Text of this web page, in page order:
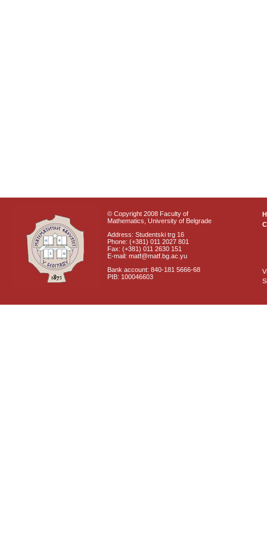
© Copyright 2008 Faculty of
Mathematics, University of Belgrade
Address: Studentski trg 16
Phone: (+381) 011 2027 801
Fax: (+381) 011 2630 151
E-mail: matf@matf.bg.ac.yu
Bank account: 840-181 5666-68
PIB: 100046603